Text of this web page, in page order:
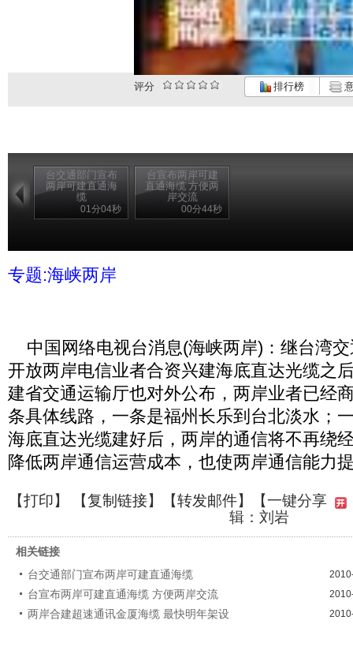
评分 排行榜
台交通部门宣布
两岸可建直通海
缆
01分04秒
台宣布两岸可建
直通海缆 方便两
岸交流
00分44秒
专题:海峡两岸
中国网络电视台消息(海峡两岸)：继台湾
开放两岸电信业者合资兴建海底直达光缆之
建省交通运输厅也对外公布，两岸业者已经
条具体线路，一条是福州长乐到台北淡水；
海底直达光缆建好后，两岸的通信将不再绕
降低两岸通信运营成本，也使两岸通信能力
【打印】 【复制链接】【转发邮件】
【一键分享
辑：刘岩
相关链接
台交通部门宣布两岸可建直通海缆
台宣布两岸可建直通海缆 方便两岸交流
两岸合建超速通讯金厦海缆 最快明年架设